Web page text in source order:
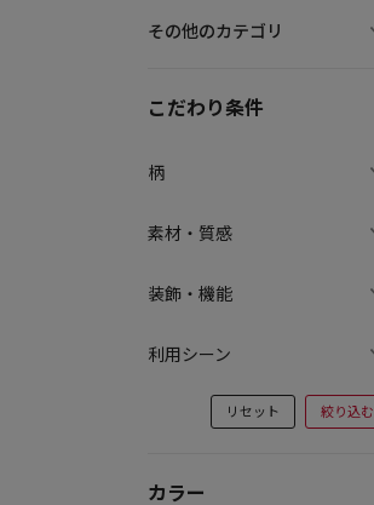
その他のカテゴリ
こだわり条件
柄
素材・質感
装飾・機能
利用シーン
リセット 絞り込む
カラー